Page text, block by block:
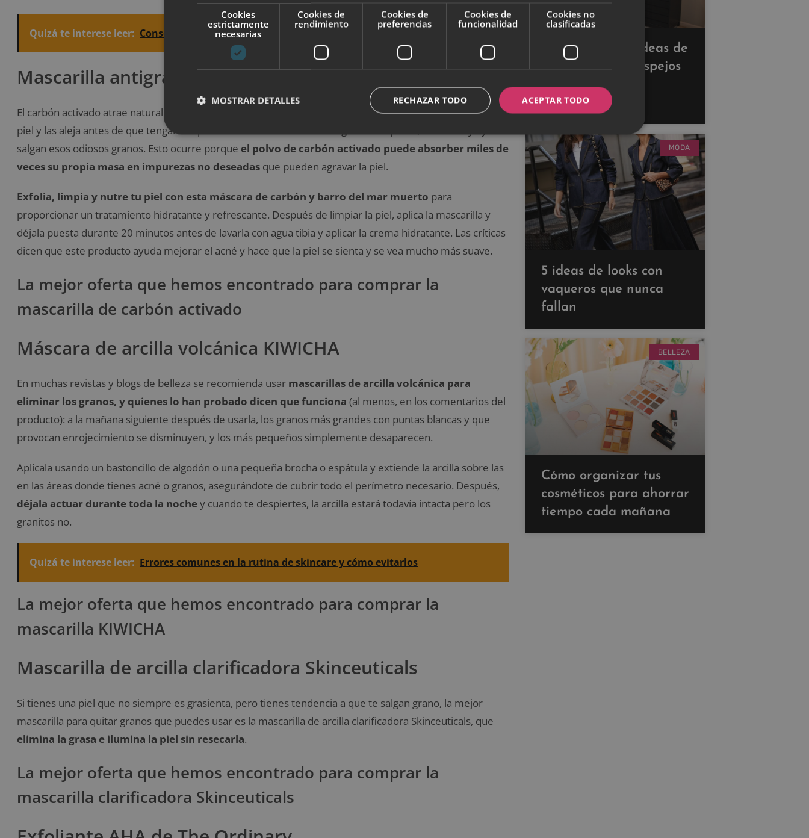
Quizá te interese leer: Consejos para el cuidado de la piel durante cada estación del año
Mascarilla antigranos de carbón activado
El carbón activado atrae naturalmente bacterias, químicos, suciedad y micropartículas a la superficie de la
piel y las aleja antes de que tengan la oportunidad de encontrar un hogar en tus poros, los obstruya y te
salgan esos odiosos granos. Esto ocurre porque el polvo de carbón activado puede absorber miles de
veces su propia masa en impurezas no deseadas que pueden agravar la piel.
Exfolia, limpia y nutre tu piel con esta máscara de carbón y barro del mar muerto para
proporcionar un tratamiento hidratante y refrescante. Después de limpiar la piel, aplica la mascarilla y
déjala puesta durante 20 minutos antes de lavarla con agua tibia y aplicar la crema hidratante. Las críticas
dicen que este producto ayuda mejorar el acné y hace que la piel se sienta y se vea mucho más suave.
La mejor oferta que hemos encontrado para comprar la
mascarilla de carbón activado
Máscara de arcilla volcánica KIWICHA
En muchas revistas y blogs de belleza se recomienda usar mascarillas de arcilla volcánica para
eliminar los granos, y quienes lo han probado dicen que funciona (al menos, en los comentarios del
producto): a la mañana siguiente después de usarla, los granos más grandes con puntas blancas y que
provocan enrojecimiento se disminuyen, y los más pequeños simplemente desaparecen.
Aplícala usando un bastoncillo de algodón o una pequeña brocha o espátula y extiende la arcilla sobre las
en las áreas donde tienes acné o granos, asegurándote de cubrir todo el perímetro necesario. Después,
déjala actuar durante toda la nochey cuando te despiertes, la arcilla estará todavía intacta pero los
granitos no.
Quizá te interese leer: Errores comunes en la rutina de skincare y cómo evitarlos
La mejor oferta que hemos encontrado para comprar la
mascarilla KIWICHA
Mascarilla de arcilla clarificadora Skinceuticals
Si tienes una piel que no siempre es grasienta, pero tienes tendencia a que te salgan grano, la mejor
mascarilla para quitar granos que puedes usar es la mascarilla de arcilla clarificadora Skinceuticals, que
elimina la grasa e ilumina la piel sin resecarla.
La mejor oferta que hemos encontrado para comprar la
mascarilla clarificadora Skinceuticals
Descubre estas ideas de
decoración con espejos
para ampliar tus
espacios
MODA
5 ideas de looks con
vaqueros que nunca
fallan
BELLEZA
Cómo organizar tus
cosméticos para ahorrar
tiempo cada mañana
Cookies
estrictamente
necesarias
Cookies de
rendimiento
Cookies de
preferencias
Cookies de
funcionalidad
Cookies no
clasificadas
ACEPTAR TODO
RECHAZAR TODO
MOSTRAR DETALLES